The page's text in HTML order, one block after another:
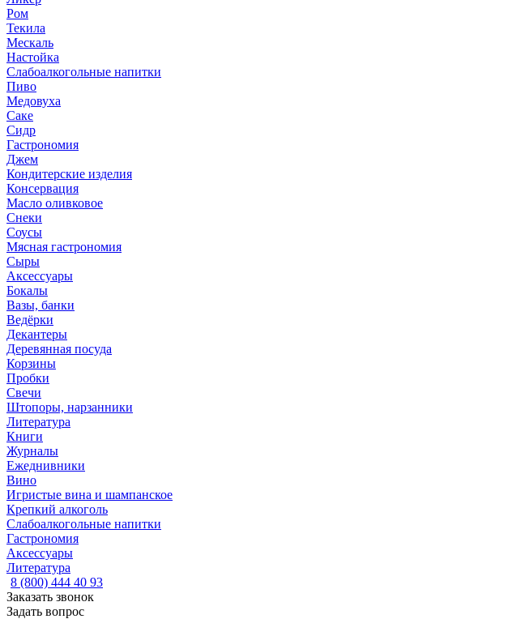
Ром
Текила
Мескаль
Настойка
Слабоалкогольные напитки
Пиво
Медовуха
Саке
Сидр
Гастрономия
Джем
Кондитерские изделия
Консервация
Масло оливковое
Снеки
Соусы
Мясная гастрономия
Сыры
Аксессуары
Бокалы
Вазы, банки
Ведёрки
Декантеры
Деревянная посуда
Корзины
Пробки
Свечи
Штопоры, нарзанники
Литература
Книги
Журналы
Ежеднивники
Вино
Игристые вина и шампанское
Крепкий алкоголь
Слабоалкогольные напитки
Гастрономия
Аксессуары
Литература
8 (800) 444 40 93
Заказать звонок
Задать вопрос